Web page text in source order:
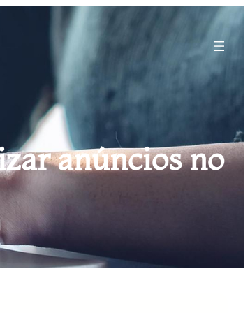
anúncios no